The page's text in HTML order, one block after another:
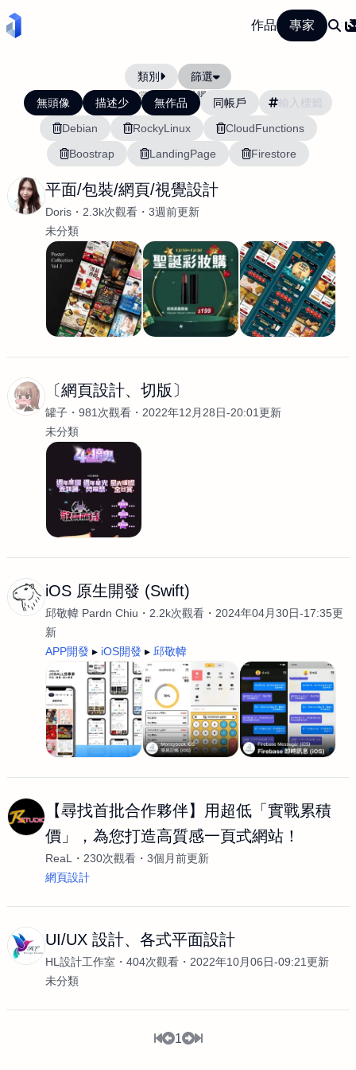
作品 專家
類別 篩選
當前排序: 活躍度
無頭像 描述少 無作品
同帳戶
Debian
RockyLinux
CloudFunctions
Boostrap
LandingPage Firestore
平面/包裝/網頁/視覺設計
Doris 2.3k次觀看
3週前更新
未分類
〔網頁設計、切版〕
罐子 981次觀看
2022年12月28日-20:01更新
未分類
iOS 原生開發 (Swift)
邱敬幃 Pardn Chiu 2.2k次觀看
2024年04月30日-17:35更
新
APP開發
iOS開發 邱敬幃
【尋找首批合作夥伴】用超低「實戰累積
價」，為您打造高質感一頁式網站！
ReaL 230次觀看
3個月前更新
網頁設計
UI/UX 設計、各式平面設計
HL設計工作室 404次觀看
2022年10月06日-09:21更新
未分類
1